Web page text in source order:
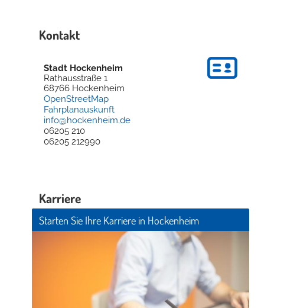
Kontakt
Stadt Hockenheim
Rathausstraße 1
68766 Hockenheim
OpenStreetMap
Fahrplanauskunft
info@hockenheim.de
06205 210
06205 212990
Karriere
Starten Sie Ihre Karriere in Hockenheim